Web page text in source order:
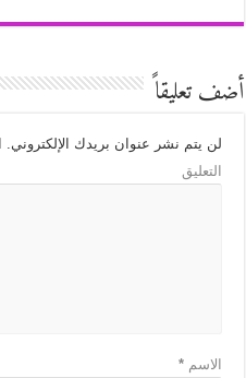
أضف تعليقاً
لن يتم نشر عنوان بريدك الإلكتروني.
التعليق
الاسم*